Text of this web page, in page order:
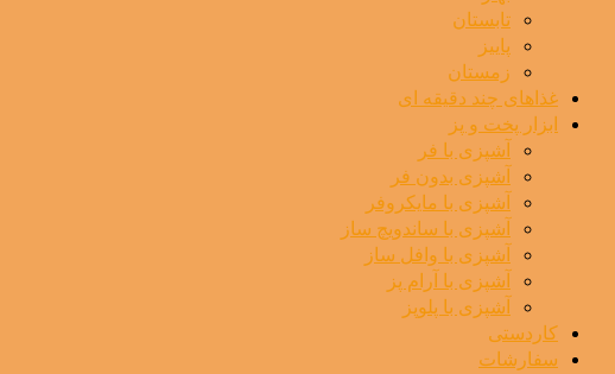
تابستان
پاییز
زمستان
غذاهای چند دقیقه ای
ابزار پخت و پز
آشپزی با فر
آشپزی بدون فر
آشپزی با مایکروفر
آشپزی با ساندویچ ساز
آشپزی با وافل ساز
آشپزی با آرام پز
آشپزی با پلوپز
کاردستی
سفارشات